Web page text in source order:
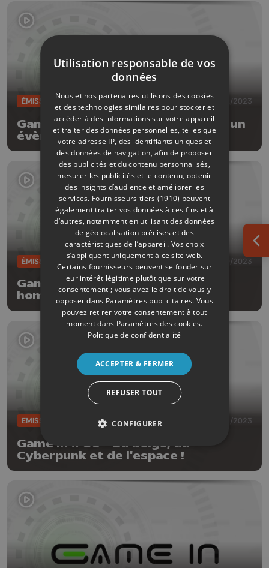
ÉMISSIONS 24/11/2023
Game In #62 - un grande licence, un
évènement liégeois et de la
nostalgie
ÉMISSIONS 27/10/2023
Game In #61 - Des assassins, des
hommes araignées et du rétro
ÉMISSIONS 29/09/2023
Game In #60 - Du belge, du
Cyberpunk et de l'espace !
Utilisation responsable de vos
données
Nous et nos partenaires utilisons des cookies
et des technologies similaires pour stocker et
accéder à des informations sur votre appareil
et traiter des données personnelles, telles que
votre adresse IP, des identifiants uniques et
des données de navigation, afin de proposer
des publicités et du contenu personnalisés,
mesurer les publicités et le contenu, obtenir
des insights d’audience et améliorer les
services. Fournisseurs tiers (1910) peuvent
également traiter vos données à ces fins et à
d’autres, notamment en utilisant des données
de géolocalisation précises et des
caractéristiques de l’appareil. Vos choix
s’appliquent uniquement à ce site web.
Certains fournisseurs peuvent se fonder sur
leur intérêt légitime plutôt que sur votre
consentement ; vous avez le droit de vous y
opposer dans Paramètres publicitaires. Vous
pouvez retirer votre consentement à tout
moment dans Paramètres des cookies.
Politique de confidentialité
ACCEPTER & FERMER
REFUSER TOUT
CONFIGURER